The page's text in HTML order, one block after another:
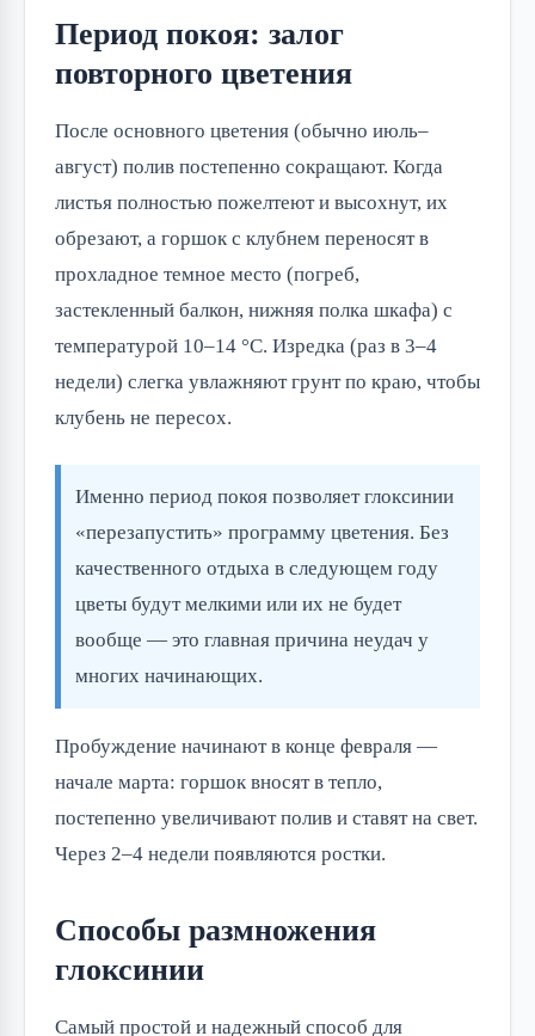
Период покоя: залог
повторного цветения
После основного цветения (обычно июль–
август) полив постепенно сокращают. Когда
листья полностью пожелтеют и высохнут, их
обрезают, а горшок с клубнем переносят в
прохладное темное место (погреб,
застекленный балкон, нижняя полка шкафа) с
температурой 10–14 °C. Изредка (раз в 3–4
недели) слегка увлажняют грунт по краю, чтобы
клубень не пересох.
Именно период покоя позволяет глоксинии
«перезапустить» программу цветения. Без
качественного отдыха в следующем году
цветы будут мелкими или их не будет
вообще — это главная причина неудач у
многих начинающих.
Пробуждение начинают в конце февраля —
начале марта: горшок вносят в тепло,
постепенно увеличивают полив и ставят на свет.
Через 2–4 недели появляются ростки.
Способы размножения
глоксинии
Самый простой и надежный способ для